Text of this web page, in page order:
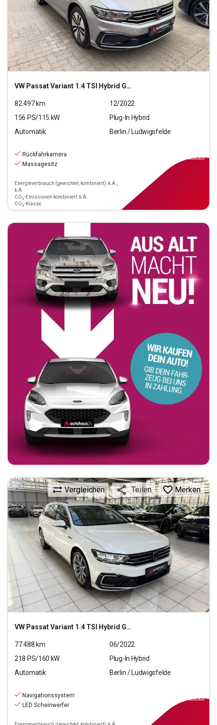
VW Passat Variant 1.4 TSI Hybrid GTE (EURO 6d)
82.497km
12/2022
156 PS/115 kW
Plug-In Hybrid
Automatik
Berlin / Ludwigsfelde
Rückfahrkamera
Massagesitz
Energieverbrauch (gewichtet, kombiniert): k.A.,
k.A.
CO₂-Emissionen kombiniert: k.A.
CO₂-Klasse:
finanzieren
VW Passat Variant 1.4 TSI Hybrid GTE (EURO 6d)
Vergleichen Teilen Merken
77.488 km
06/2022
218 PS/160 kW
Plug-In Hybrid
Automatik
Berlin / Ludwigsfelde
Navigationssystem
LED Scheinwerfer
finanzieren